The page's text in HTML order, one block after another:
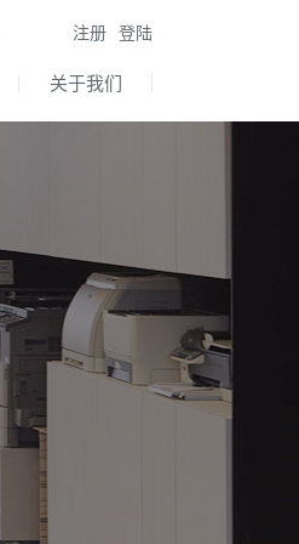
注册 登陆
关于我们